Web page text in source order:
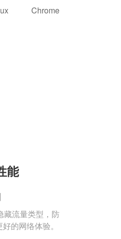
Chrome
能
藏流量类型，防
的网络体验。